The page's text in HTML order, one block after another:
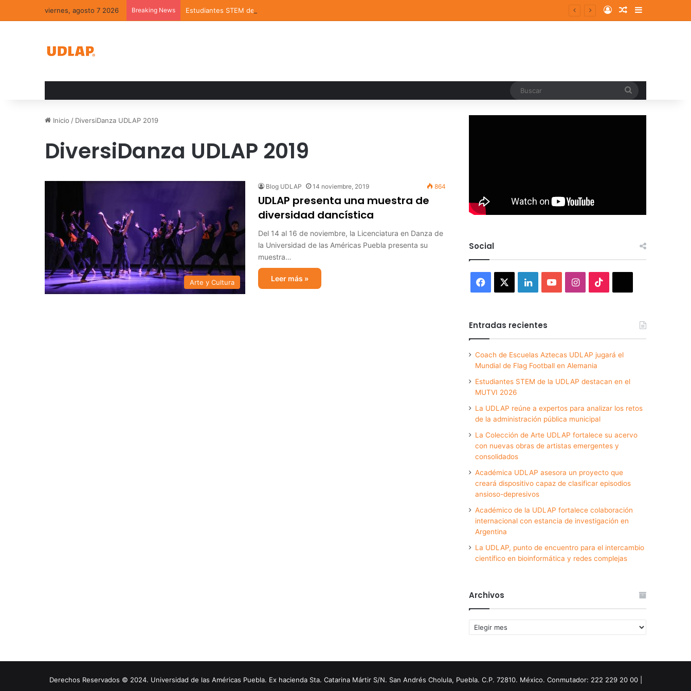
viernes, agosto 7 2026 Breaking News Estudiantes STEM de la UDLAP destacan en el MUTVI 2026 Log InRandom Article
Sidebar
Inicio / DiversiDanza UDLAP 2019
DiversiDanza UDLAP 2019
Arte y Cultura
Blog UDLAP 14 noviembre, 2019 864
UDLAP presenta una muestra de
diversidad dancística
Del 14 al 16 de noviembre, la Licenciatura en Danza de
la Universidad de las Américas Puebla presenta su
muestra…
Leer más »
Social
Facebook LinkedInYouTubeInstagram
Entradas recientes
Coach de Escuelas Aztecas UDLAP jugará el
Mundial de Flag Football en Alemania
Estudiantes STEM de la UDLAP destacan en el
MUTVI 2026
La UDLAP reúne a expertos para analizar los retos
de la administración pública municipal
La Colección de Arte UDLAP fortalece su acervo
con nuevas obras de artistas emergentes y
consolidados
Académica UDLAP asesora un proyecto que
creará dispositivo capaz de clasificar episodios
ansioso-depresivos
Académico de la UDLAP fortalece colaboración
internacional con estancia de investigación en
Argentina
La UDLAP, punto de encuentro para el intercambio
científico en bioinformática y redes complejas
Archivos
Archivos
Derechos Reservados © 2024. Universidad de las Américas Puebla. Ex hacienda Sta. Catarina Mártir S/N. San Andrés Cholula, Puebla. C.P. 72810. México. Conmutador: 222 229 20 00 |